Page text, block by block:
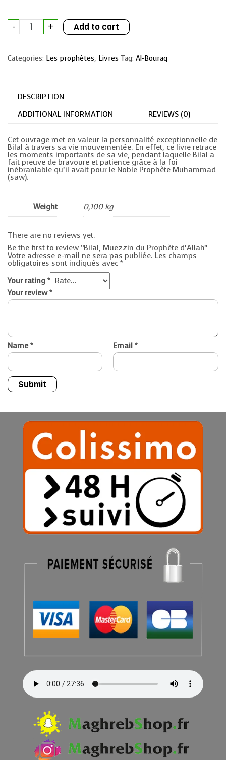
- Bilal,
Muezzin
du
quantity
+ Add to cart
Categories: Les prophètes, Livres Tag: Al-Bouraq
DESCRIPTION
ADDITIONAL INFORMATION
REVIEWS (0)
Cet ouvrage met en valeur la personnalité exceptionnelle de
Bilal à travers sa vie mouvementée. En effet, ce livre retrace
les moments importants de sa vie, pendant laquelle Bilal a
fait preuve de bravoure et patience grâce à la foi
inébranlable qu’il avait pour le Noble Prophète Muhammad
(saw).
Weight 0,100 kg
There are no reviews yet.
Be the first to review “Bilal, Muezzin du Prophète d’Allah”
Votre adresse e-mail ne sera pas publiée. Les champs
obligatoires sont indiqués avec *
Your rating *
Your review*
Name* Email *